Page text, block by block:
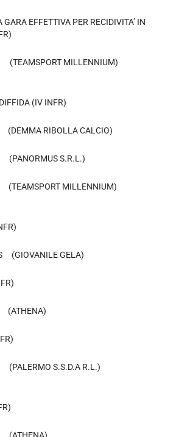
EFFETTIVA PER RECIDIVITA’ IN
(TEAMSPORT MILLENNIUM)
(IV INFR)
(DEMMA RIBOLLA CALCIO)
S.R.L.)
(TEAMSPORT MILLENNIUM)
(GIOVANILE GELA)
(ATHENA)
(PALERMO S.S.D.A R.L.)